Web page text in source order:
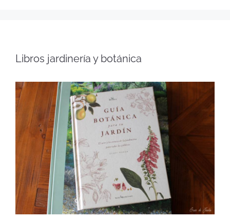
Libros jardinería y botánica